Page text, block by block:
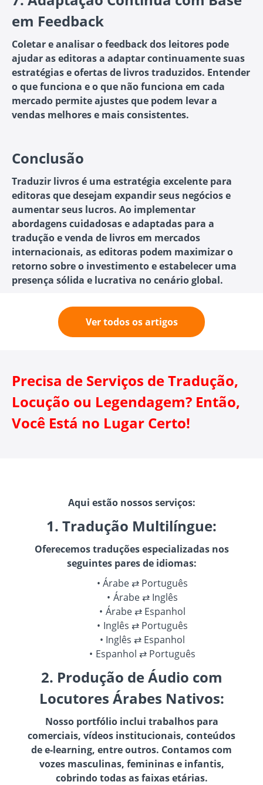
em Feedback
Coletar e analisar o feedback dos leitores pode
ajudar as editoras a adaptar continuamente suas
estratégias e ofertas de livros traduzidos. Entender
o que funciona e o que não funciona em cada
mercado permite ajustes que podem levar a
vendas melhores e mais consistentes.
Conclusão
Traduzir livros é uma estratégia excelente para
editoras que desejam expandir seus negócios e
aumentar seus lucros. Ao implementar
abordagens cuidadosas e adaptadas para a
tradução e venda de livros em mercados
internacionais, as editoras podem maximizar o
retorno sobre o investimento e estabelecer uma
presença sólida e lucrativa no cenário global.
Ver todos os artigos
Precisa de Serviços de Tradução,
Locução ou Legendagem? Então,
Você Está no Lugar Certo!
Aqui estão nossos serviços:
1. Tradução Multilíngue:
Oferecemos traduções especializadas nos
seguintes pares de idiomas:
Árabe ⇄ Português
Árabe ⇄ Inglês
Árabe ⇄ Espanhol
Inglês ⇄ Português
Inglês ⇄ Espanhol
Espanhol ⇄ Português
2. Produção de Áudio com
Locutores Árabes Nativos:
Nosso portfólio inclui trabalhos para
comerciais, vídeos institucionais, conteúdos
de e-learning, entre outros. Contamos com
vozes masculinas, femininas e infantis,
cobrindo todas as faixas etárias.